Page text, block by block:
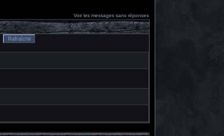
Voir les messages sans réponses